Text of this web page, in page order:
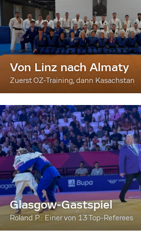
Von Linz nach Almaty
Zuerst OZ-Training, dann Kasachstan
Glasgow-Gastspiel
Roland P.: Einer von 13 Top-Referees